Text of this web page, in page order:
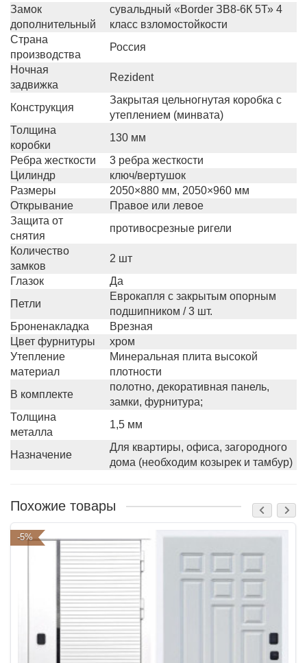
Замок
дополнительный
сувальдный «Border ЗВ8-6К 5Т» 4
класс взломостойкости
Страна
производства
Россия
Ночная
задвижка
Rezident
Конструкция
Закрытая цельногнутая коробка с
утеплением (минвата)
Толщина
коробки
130 мм
Ребра жесткости
3 ребра жесткости
Цилиндр
ключ/вертушок
Размеры
2050×880 мм, 2050×960 мм
Открывание
Правое или левое
Защита от
снятия
противосрезные ригели
Количество
замков
2 шт
Глазок
Да
Петли
Еврокапля с закрытым опорным
подшипником / 3 шт.
Броненакладка
Врезная
Цвет фурнитуры
хром
Утепление
материал
Минеральная плита высокой
плотности
В комплекте
полотно, декоративная панель,
замки, фурнитура;
Толщина
металла
1,5 мм
Назначение
Для квартиры, офиса, загородного
дома (необходим козырек и тамбур)
Похожие товары
-5%